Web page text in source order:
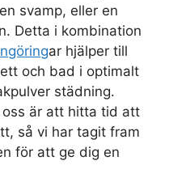
svamp, eller en
Detta i kombination
ar hjälper till
och bad i optimalt
städning.
oss är att hitta tid att
så vi har tagit fram
för att ge dig en